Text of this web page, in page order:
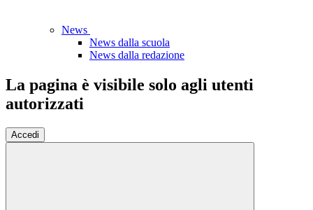
News
News dalla scuola
News dalla redazione
La pagina è visibile solo agli utenti
autorizzati
Accedi